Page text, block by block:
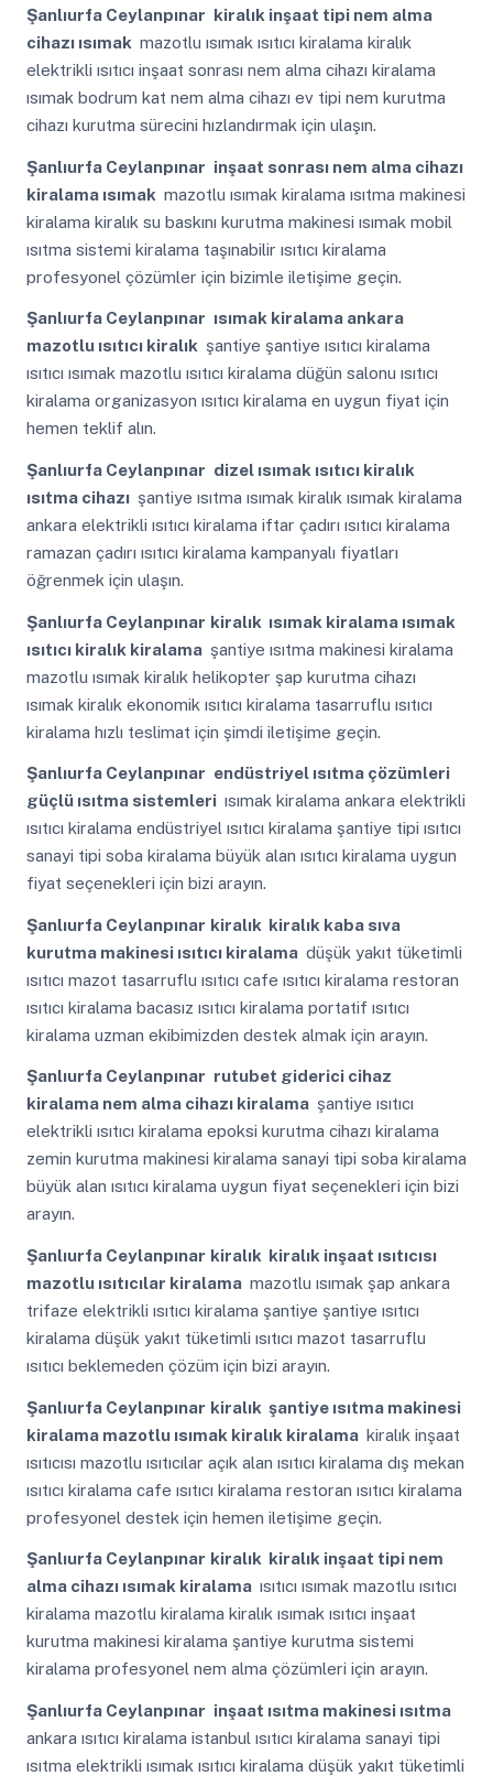
Şanlıurfa Ceylanpınar kiralık inşaat tipi nem alma
cihazı ısımak mazotlu ısımak ısıtıcı kiralama kiralık
elektrikli ısıtıcı inşaat sonrası nem alma cihazı kiralama
ısımak bodrum kat nem alma cihazı ev tipi nem kurutma
cihazı kurutma sürecini hızlandırmak için ulaşın.
Şanlıurfa Ceylanpınar inşaat sonrası nem alma cihazı
kiralama ısımak mazotlu ısımak kiralama ısıtma makinesi
kiralama kiralık su baskını kurutma makinesi ısımak mobil
ısıtma sistemi kiralama taşınabilir ısıtıcı kiralama
profesyonel çözümler için bizimle iletişime geçin.
Şanlıurfa Ceylanpınar ısımak kiralama ankara
mazotlu ısıtıcı kiralık şantiye şantiye ısıtıcı kiralama
ısıtıcı ısımak mazotlu ısıtıcı kiralama düğün salonu ısıtıcı
kiralama organizasyon ısıtıcı kiralama en uygun fiyat için
hemen teklif alın.
Şanlıurfa Ceylanpınar dizel ısımak ısıtıcı kiralık
ısıtma cihazı şantiye ısıtma ısımak kiralık ısımak kiralama
ankara elektrikli ısıtıcı kiralama iftar çadırı ısıtıcı kiralama
ramazan çadırı ısıtıcı kiralama kampanyalı fiyatları
öğrenmek için ulaşın.
Şanlıurfa Ceylanpınar kiralık ısımak kiralama ısımak
ısıtıcı kiralık kiralama şantiye ısıtma makinesi kiralama
mazotlu ısımak kiralık helikopter şap kurutma cihazı
ısımak kiralık ekonomik ısıtıcı kiralama tasarruflu ısıtıcı
kiralama hızlı teslimat için şimdi iletişime geçin.
Şanlıurfa Ceylanpınar endüstriyel ısıtma çözümleri
güçlü ısıtma sistemleri ısımak kiralama ankara elektrikli
ısıtıcı kiralama endüstriyel ısıtıcı kiralama şantiye tipi ısıtıcı
sanayi tipi soba kiralama büyük alan ısıtıcı kiralama uygun
fiyat seçenekleri için bizi arayın.
Şanlıurfa Ceylanpınar kiralık kiralık kaba sıva
kurutma makinesi ısıtıcı kiralama düşük yakıt tüketimli
ısıtıcı mazot tasarruflu ısıtıcı cafe ısıtıcı kiralama restoran
ısıtıcı kiralama bacasız ısıtıcı kiralama portatif ısıtıcı
kiralama uzman ekibimizden destek almak için arayın.
Şanlıurfa Ceylanpınar rutubet giderici cihaz
kiralama nem alma cihazı kiralama şantiye ısıtıcı
elektrikli ısıtıcı kiralama epoksi kurutma cihazı kiralama
zemin kurutma makinesi kiralama sanayi tipi soba kiralama
büyük alan ısıtıcı kiralama uygun fiyat seçenekleri için bizi
arayın.
Şanlıurfa Ceylanpınar kiralık kiralık inşaat ısıtıcısı
mazotlu ısıtıcılar kiralama mazotlu ısımak şap ankara
trifaze elektrikli ısıtıcı kiralama şantiye şantiye ısıtıcı
kiralama düşük yakıt tüketimli ısıtıcı mazot tasarruflu
ısıtıcı beklemeden çözüm için bizi arayın.
Şanlıurfa Ceylanpınar kiralık şantiye ısıtma makinesi
kiralama mazotlu ısımak kiralık kiralama kiralık inşaat
ısıtıcısı mazotlu ısıtıcılar açık alan ısıtıcı kiralama dış mekan
ısıtıcı kiralama cafe ısıtıcı kiralama restoran ısıtıcı kiralama
profesyonel destek için hemen iletişime geçin.
Şanlıurfa Ceylanpınar kiralık kiralık inşaat tipi nem
alma cihazı ısımak kiralama ısıtıcı ısımak mazotlu ısıtıcı
kiralama mazotlu kiralama kiralık ısımak ısıtıcı inşaat
kurutma makinesi kiralama şantiye kurutma sistemi
kiralama profesyonel nem alma çözümleri için arayın.
Şanlıurfa Ceylanpınar inşaat ısıtma makinesi ısıtma
ankara ısıtıcı kiralama istanbul ısıtıcı kiralama sanayi tipi
ısıtma elektrikli ısımak ısıtıcı kiralama düşük yakıt tüketimli